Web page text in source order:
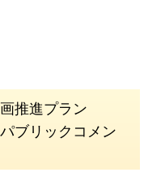
推進プラン
ブリックコメン